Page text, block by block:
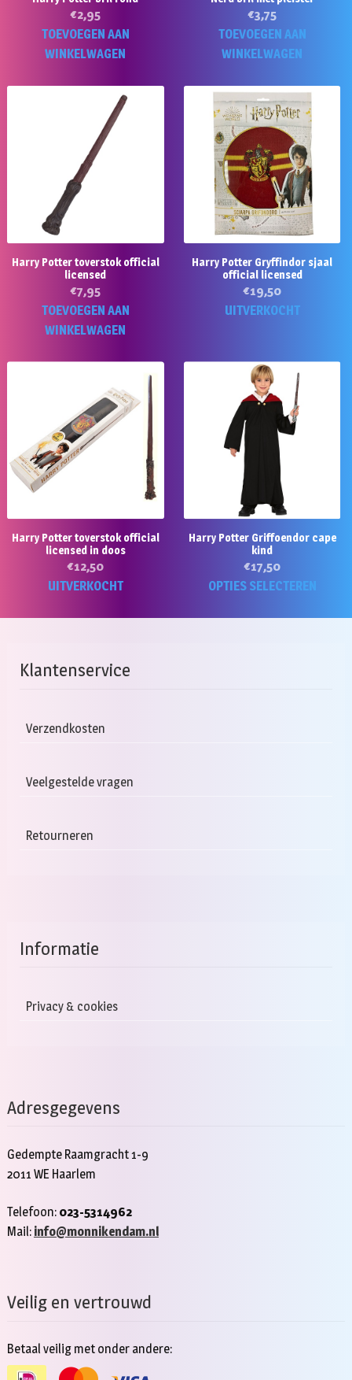
€2,95
TOEVOEGEN AAN
WINKELWAGEN
€3,75
TOEVOEGEN AAN
WINKELWAGEN
Harry Potter toverstok official
licensed
€7,95
TOEVOEGEN AAN
WINKELWAGEN
Harry Potter Gryffindor sjaal
official licensed
€19,50
UITVERKOCHT
Harry Potter toverstok official
licensed in doos
€12,50
UITVERKOCHT
Harry Potter Griffoendor cape
kind
€17,50
OPTIES SELECTEREN
Klantenservice
Verzendkosten
Veelgestelde vragen
Retourneren
Informatie
Privacy & cookies
Adresgegevens
Gedempte Raamgracht 1-9
2011 WE Haarlem
Telefoon: 023-5314962
Mail: info@monnikendam.nl
Veilig en vertrouwd
Betaal veilig met onder andere: